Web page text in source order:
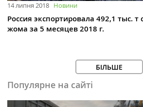
14 липня 2018 Новини
Россия экспортировала 492,1 тыс. т
жома за 5 месяцев 2018 г.
БІЛЬШЕ
Популярне на сайті